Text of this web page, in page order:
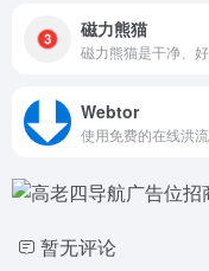
磁力熊猫
Webtor
暂无评论